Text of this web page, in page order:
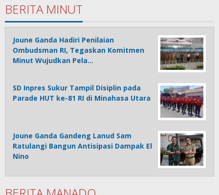
BERITA MINUT
Joune Ganda Hadiri Penilaian
Ombudsman RI, Tegaskan Komitmen
Minut Wujudkan Pela…
SD Inpres Sukur Tampil Disiplin pada
Parade HUT ke-81 RI di Minahasa Utara
Joune Ganda Gandeng Lanud Sam
Ratulangi Bangun Antisipasi Dampak El
Nino